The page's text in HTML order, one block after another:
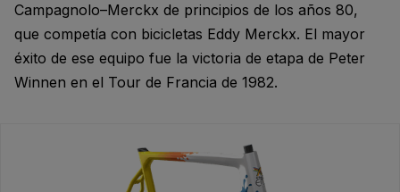
Campagnolo–Merckx de principios de los años 80,
que competía con bicicletas Eddy Merckx. El mayor
éxito de ese equipo fue la victoria de etapa de Peter
Winnen en el Tour de Francia de 1982.